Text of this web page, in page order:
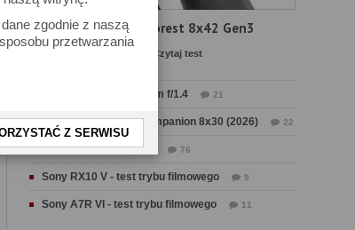
zgodnie z naszą
przetwarzania
Z SERWISU
Test Delta Optical Forest 8x42 Gen3
Czytaj test
Test Sirui Aurora 35 mm f/1.4 21
Test Swarovski CL Companion 8x30 (2026) 22
Test Fujifilm GFX 100 II 76
Sony RX10 V - test trybu filmowego 9
Sony A7R VI - test trybu filmowego 11